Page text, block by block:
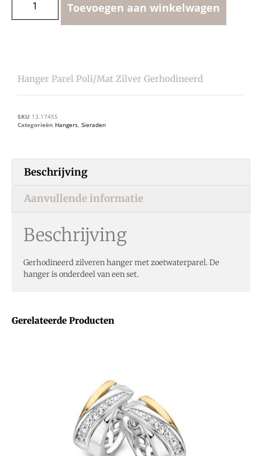
Toevoegen aan winkelwagen
Gerelateerde Producten
Hanger Parel Poli/mat Zilver Gerhodineerd
SKU 13.17455
Categorieën Hangers, Sieraden
Beschrijving
Aanvullende informatie
Beschrijving
Gerhodineerd zilveren hanger met zoetwaterparel. De
hanger is onderdeel van een set.